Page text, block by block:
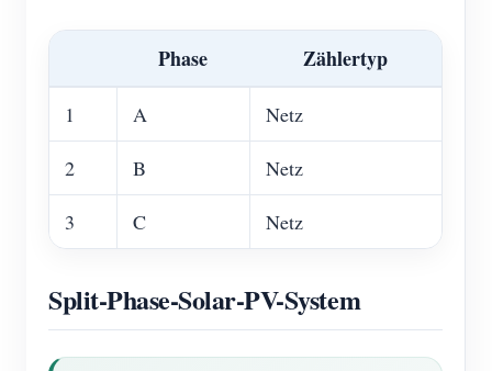
Phase Zählertyp
1 A Netz
2 B Netz
3 C Netz
Split-Phase-Solar-PV-System